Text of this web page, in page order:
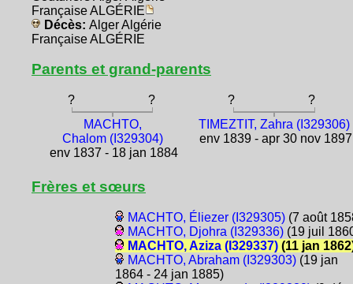
Française ALGÉRIE
Décès: Alger Algérie
Française ALGÉRIE
Parents et grand-parents
? ? ?
?
MACHTO,
Chalom (I329304)
env 1837 - 18 jan 1884
TIMEZTIT, Zahra (I329306)
env 1839 - apr 30 nov 1897
Frères et sœurs
MACHTO, Éliezer (I329305)(7 août
MACHTO, Djohra (I329336)(19 juil
MACHTO, Aziza (I329337)(11 jan
MACHTO, Abraham (I329303)(19 jan
1864 - 24 jan 1885)